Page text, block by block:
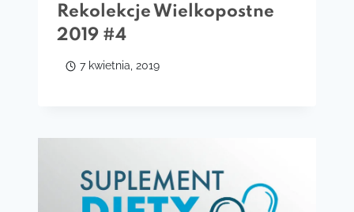
Rekolekcje Wielkopostne
2019 #4
7 kwietnia, 2019